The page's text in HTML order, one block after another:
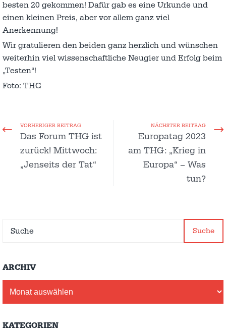
besten 20 gekommen! Dafür gab es eine Urkunde und
einen kleinen Preis, aber vor allem ganz viel
Anerkennung!
Wir gratulieren den beiden ganz herzlich und wünschen
weiterhin viel wissenschaftliche Neugier und Erfolg beim
„Testen“!
Foto: THG
VORHERIGER BEITRAG
Das Forum THG ist
zurück! Mittwoch:
„Jenseits der Tat“
NÄCHSTER BEITRAG
Europatag 2023
am THG: „Krieg in
Europa“ – Was
tun?
Suche
ARCHIV
KATEGORIEN